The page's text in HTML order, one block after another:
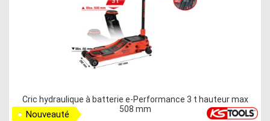
Cric hydraulique à batterie e-Performance 3 t hauteur max
508 mm
Nouveauté